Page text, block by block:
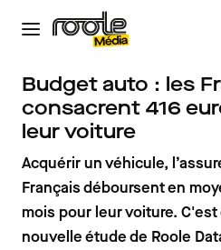
Budget auto : les
consacrent 416
leur voiture
Acquérir un véhicule,
Français déboursent en
mois pour leur voiture.
nouvelle étude de Roole